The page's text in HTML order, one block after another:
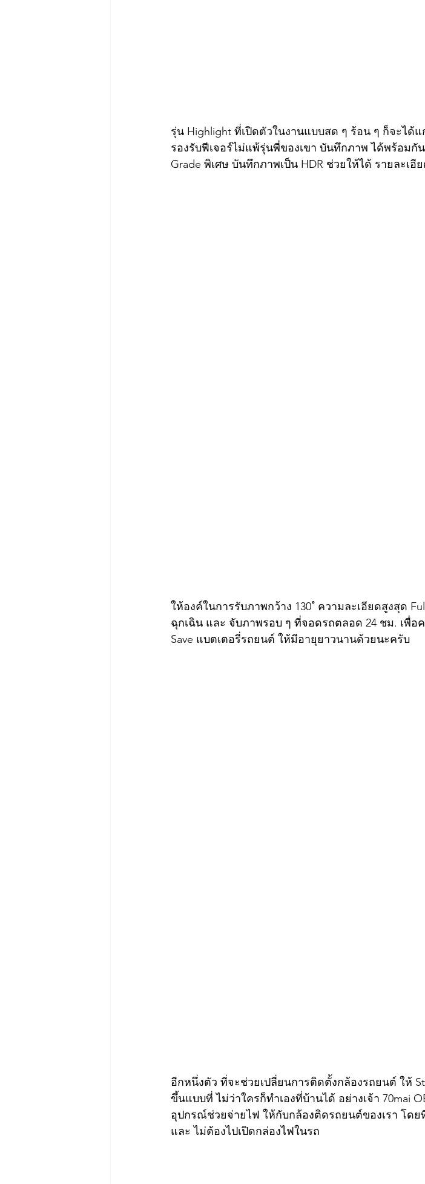
รุ่น Highlight ที่เปิดตัวในงานแบบสด ๆ ร้อน ๆ ก็จะได้
รองรับฟีเจอร์ไม่แพ้รุ่นพี่ของเขา บันทึกภาพ ได้พร้อม
Grade พิเศษ บันทึกภาพเป็น HDR ช่วยให้ได้ รายละเ
ให้องค์ในการรับภาพกว้าง 130 ํ ความละเอียดสูงสุด
ฉุกเฉิน และ จับภาพรอบ ๆ ที่จอดรถตลอด 24 ชม. เพื่อ
Save แบตเตอรี่รถยนต์ ให้มีอายุยาวนานด้วยนะครับ
อีกหนึ่งตัว ที่จะช่วยเปลี่ยนการติดตั้งกล้องรถยนต์ ให้
ขึ้นแบบที่ ไม่ว่าใครก็ทำเองที่บ้านได้ อย่างเจ้า 70mai
อุปกรณ์ช่วยจ่ายไฟ ให้กับกล้องติดรถยนต์ของเรา โดย
และ ไม่ต้องไปเปิดกล่องไฟในรถ